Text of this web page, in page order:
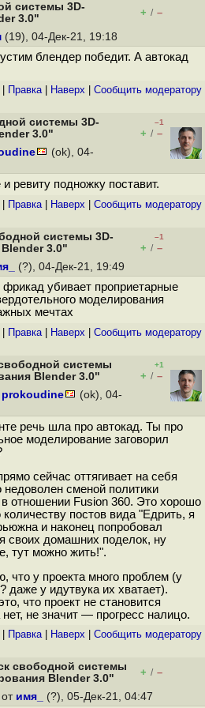
системы 3D-
3.0"
+ / –
(19), 04-Дек-21, 19:18
блендер победит. А автокад
Правка| Наверх Cообщить модератору
системы 3D-
3.0"
–1
+ / –
(ok), 04-
ревиту подножку поставит.
Правка| Наверх Cообщить модератору
системы 3D-
3.0"
–1
+ / –
(?), 04-Дек-21, 19:49
убивает проприетарные
моделирования
мечтах
Правка| Наверх Cообщить модератору
системы
Blender 3.0"
+1
+ / –
prokoudine
(ok), 04-
речь шла про автокад. Ты про
моделирование заговорил
сейчас оттягивает на себя
недоволен сменой политики
отношении Fusion 360. Это хорошо
количеству постов вида "Едрить, я
и наконец попробовал
своих домашних поделок, ну
тут можно жить!".
что у проекта много проблем (у
даже у идутвука их хватает).
что проект не становится
не значит — прогресс налицо.
Правка| Наверх Cообщить модератору
свободной системы
Blender 3.0"
+ / –
имя_ (?), 05-Дек-21, 04:47